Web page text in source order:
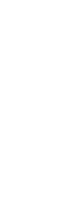
profilach
Wszystko
w sobotę 28
przez
obiekty
operację
oraz
Arabskich, a
W mieście
być
o
między